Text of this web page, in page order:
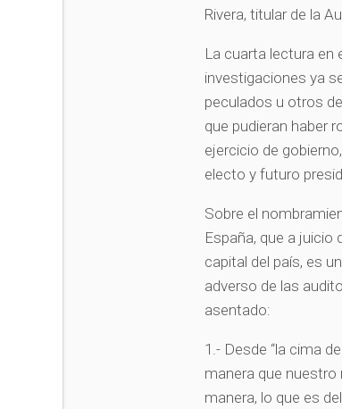
Rivera, titular de la
La cuarta lectura en
investigaciones ya
peculados u otros
que pudieran haber
ejercicio de
electo y futuro
Sobre el
España, que a juicio
capital del país, es
adverso de las
asentado:
1.- Desde “la cima
manera que nuestro
manera, lo que es